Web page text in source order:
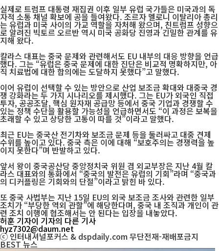
실제로 트럼프 대통령 재집권 이후 일부 유럽 국가들은 미국과의 독
자적 소통 채널 확보에 공을 들여왔다. 조르자 멜로니 이탈리아 총리
는 유럽과 미국 사이의 가교 역할을 자처해 왔으며, 친트럼프 성향으
로 알려진 빅토르 오르반 역시 미국 공화당 진영과 긴밀한 관계를 유
지해 왔다.
칼라스 대표는 중국 문제와 관련해서도 EU 내부의 대응 방향을 언급
했다. 그는 “유럽은 중국 문제에 대한 진단은 비교적 명확하지만, 아
직 치료법에 대한 합의에는 도달하지 못했다”고 말했다.
이어 유럽이 선택할 수 있는 방안으로 산업 보조금 확대와 대중국 경
쟁 강화라는 두 가지 시나리오를 제시했다. 그는 EU가 외국인 직접
투자, 공공조달, 핵심 원자재 공급망 등에서 중국 기업과 경쟁할 수
있는 정책 수단을 활용할 가능성을 언급하면서도 “이 과정은 보복을
초래할 수 있고 상당한 고통이 따를 것”이라고 말했다.
최근 EU는 중국산 전기차와 보조금 문제 등을 둘러싸고 대중 견제
수위를 높이고 있다. 중국 측은 이에 대해 “보호주의는 경쟁력을 높
이지 못한다”며 반발하고 있다.
앞서 왕이 중국공산당 중앙정치국 위원 겸 외교부장은 지난 4월 칼
라스 대표와의 통화에서 “중국의 발전은 유럽의 기회”라며 “중국과
의 디커플링은 기회와의 단절”이라고 밝힌 바 있다.
또 중국 사법부는 지난 15일 EU의 외국 보조금 조사와 관련한 일부
조치가 “부당한 역외 관할”에 해당한다며, 중국 내 조직과 개인이 관
련 조치 이행에 협조해서는 안 된다는 입장을 내놓았다.
허훈 기자이 기자의 다른 기사
hyz7302@daum.net
ⓒ 인터내셔널포커스 & dspdaily.com 무단전재-재배포금지
BEST뉴스